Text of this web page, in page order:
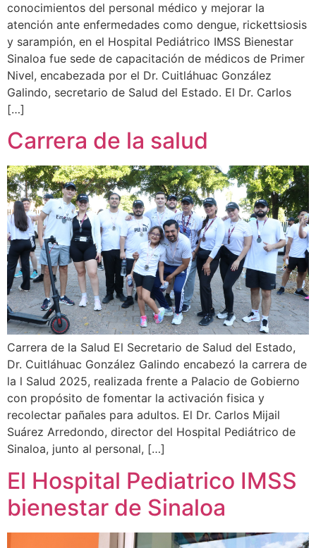
conocimientos del personal médico y mejorar la
atención ante enfermedades como dengue, rickettsiosis
y sarampión, en el Hospital Pediátrico IMSS Bienestar
Sinaloa fue sede de capacitación de médicos de Primer
Nivel, encabezada por el Dr. Cuitláhuac González
Galindo, secretario de Salud del Estado. El Dr. Carlos
[…]
Carrera de la salud
Carrera de la Salud El Secretario de Salud del Estado,
Dr. Cuitláhuac González Galindo encabezó la carrera de
la l Salud 2025, realizada frente a Palacio de Gobierno
con propósito de fomentar la activación fisica y
recolectar pañales para adultos. El Dr. Carlos Mijail
Suárez Arredondo, director del Hospital Pediátrico de
Sinaloa, junto al personal, […]
El Hospital Pediatrico IMSS
bienestar de Sinaloa